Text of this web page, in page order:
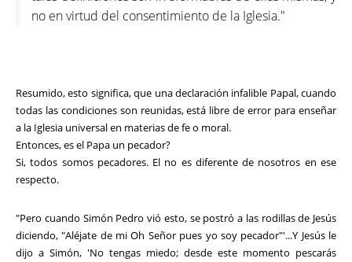
no en virtud del consentimiento de la Iglesia."
Resumido, esto significa, que una declaración infalible Papal, cuando
todas las condiciones son reunidas, está libre de error para enseñar
a la Iglesia universal en materias de fe o moral.
Entonces, es el Papa un pecador?
Si, todos somos pecadores. El no es diferente de nosotros en ese
respecto.
"Pero cuando Simón Pedro vió esto, se postró a las rodillas de Jesús
diciendo, "Aléjate de mi Oh Señor pues yo soy pecador"'...Y Jesús le
dijo a Simón, 'No tengas miedo; desde este momento pescarás